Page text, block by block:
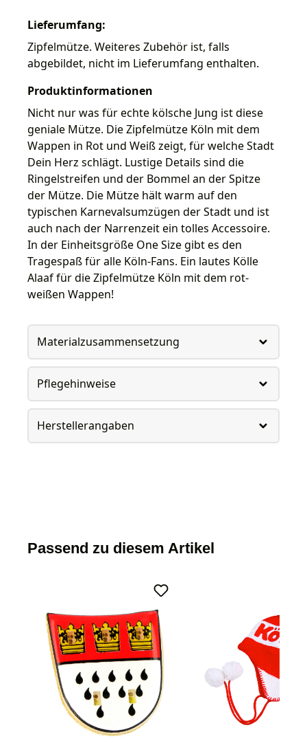
Lieferumfang:
Zipfelmütze. Weiteres Zubehör ist, falls
abgebildet, nicht im Lieferumfang enthalten.
Produktinformationen
Nicht nur was für echte kölsche Jung ist diese
geniale Mütze. Die Zipfelmütze Köln mit dem
Wappen in Rot und Weiß zeigt, für welche Stadt
Dein Herz schlägt. Lustige Details sind die
Ringelstreifen und der Bommel an der Spitze
der Mütze. Die Mütze hält warm auf den
typischen Karnevalsumzügen der Stadt und ist
auch nach der Narrenzeit ein tolles Accessoire.
In der Einheitsgröße One Size gibt es den
Tragespaß für alle Köln-Fans. Ein lautes Kölle
Alaaf für die Zipfelmütze Köln mit dem rot-
weißen Wappen!
Materialzusammensetzung
Pflegehinweise
Herstellerangaben
Passend zu diesem Artikel